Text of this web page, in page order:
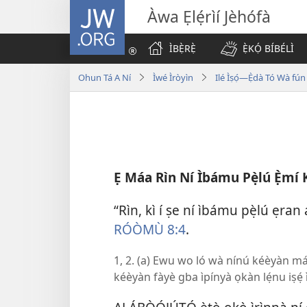
JW.ORG Àwa Ẹlẹ́rìí Jèhófà
ÌBẸ̀RẸ̀
Ẹ̀KỌ́ BÍBÉLÌ
Ohun Tá A Ní Ìwé Ìròyìn Ilé Ìṣọ́—Ẹ̀dà Tó Wà
Ẹ Máa Rìn Ní Ìbámu Pẹ̀lú Ẹ̀mí
“Rìn, kì í ṣe ní ìbámu pẹ̀lú
RÓÒMÙ 8:4.
1, 2. (a) Ewu wo ló wà nínú kéèyàn
kéèyàn fàyè gba ìpínyà ọkàn lẹ́nu